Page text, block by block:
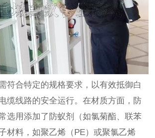
符合特定的规格要求，以有效抵御白
缆线路的安全运行。在材质方面，防
选用添加了防蚁剂（如氯菊酯、联苯
材料，如聚乙烯（PE）或聚氯乙烯